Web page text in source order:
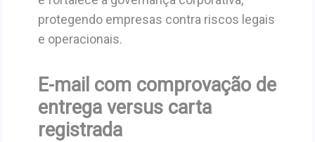
protegendo empresas contra riscos legais
e operacionais.
E-mail com comprovação de
entrega versus carta
registrada